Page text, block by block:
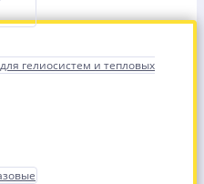
гелиосистем и тепловых